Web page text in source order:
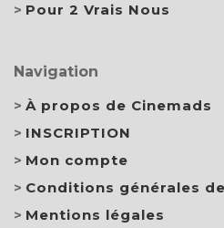
Pour 2 Vrais Nous
Navigation
À propos de Cinemads
INSCRIPTION
Mon compte
Conditions générales
Mentions légales